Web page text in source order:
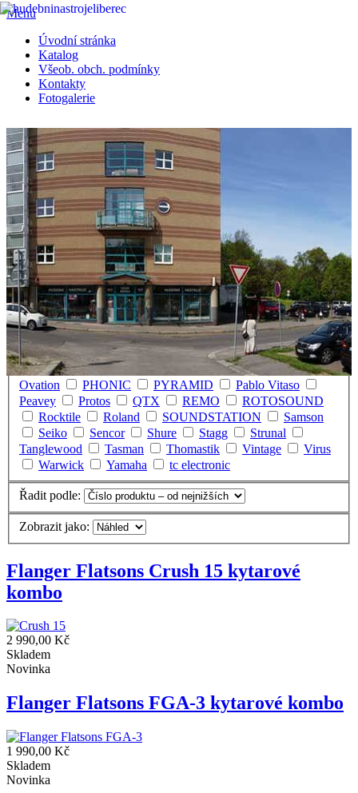
Menu
Úvodní stránka
Katalog
Všeob. obch. podmínky
Kontakty
Fotogalerie
Prodej veškerých hudebních nástrojů • hudebniny • aparatury .......
Vše pro muzikanty • E-SHOP HUDEBNÍCH NÁSTROJŮ
E-shop
Značky: ABX Guitars AKG APC
AXL-Lucida
Aersi Ashton Aulos
Beta Aivin
Black Smith Casio Citronic
Cort
D'Addario
DUNLOP Digitech Dimavery
Elixir
Ernie Ball
FGN Guitars FZone
Fender
Fishmann
Flanger GEWA GILMOUR
Godin
Gorstrings
Guild HENRY'S
HIWATT
Hartke
Ibanez Izzo JOYO JTS
LANEY
Labella
MARKBASS Madison Martin
McGrey
Mérida
Olympia
Ortega
Ovation
PHONIC PYRAMID
Pablo Vitaso
Peavey
Protos QTX REMO
ROTOSOUND
Rocktile
Roland SOUNDSTATION
Samson
Seiko
Sencor Shure Stagg
Strunal
Tanglewood
Tasman Thomastik Vintage
Virus
Warwick
Yamaha tc electronic
Řadit podle:
Zobrazit jako:
Flanger Flatsons Crush 15 kytarové
kombo
2 990,00 Kč
Skladem
Novinka
Flanger Flatsons FGA-3 kytarové kombo
1 990,00 Kč
Skladem
Novinka